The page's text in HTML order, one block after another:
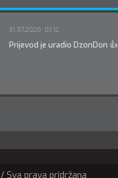
31.07.2020. 01:12
Prijevod je uradio DzonDon 👍
prava pridržana